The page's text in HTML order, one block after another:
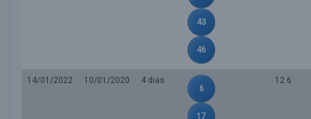
43
46
14/01/2022 10/01/2020
4 dias
6
17
12.6